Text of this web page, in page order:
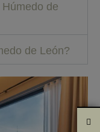
de
de León?